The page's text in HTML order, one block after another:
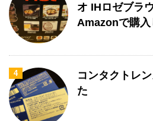
オ IHロゼブラ
Amazonで購入
4
コンタクトレ
た